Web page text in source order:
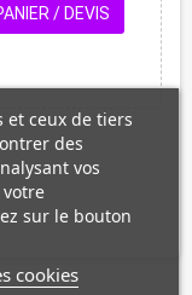
/ DEVIS
et ceux de tiers
des
vos
sur le bouton
cookies